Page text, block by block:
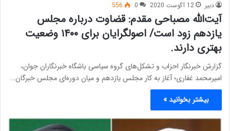
دبیر 12 آگوست 2020 0
556
آیت‌الله مصباحی مقدم: قضاوت درباره مجلس
یازدهم زود است/ اصولگرایان برای ۱۴۰۰ وضعیت
بهتری دارند.
گزارش خبرنگار احزاب و تشکل‌های گروه سیاسی باشگاه خبرنگاران جوان،
امیرمحمد غفاری؛ آغاز به کار مجلس یازدهم و میان دوره‌ای مجلس خبرگان…
بیشتر بخوانید »